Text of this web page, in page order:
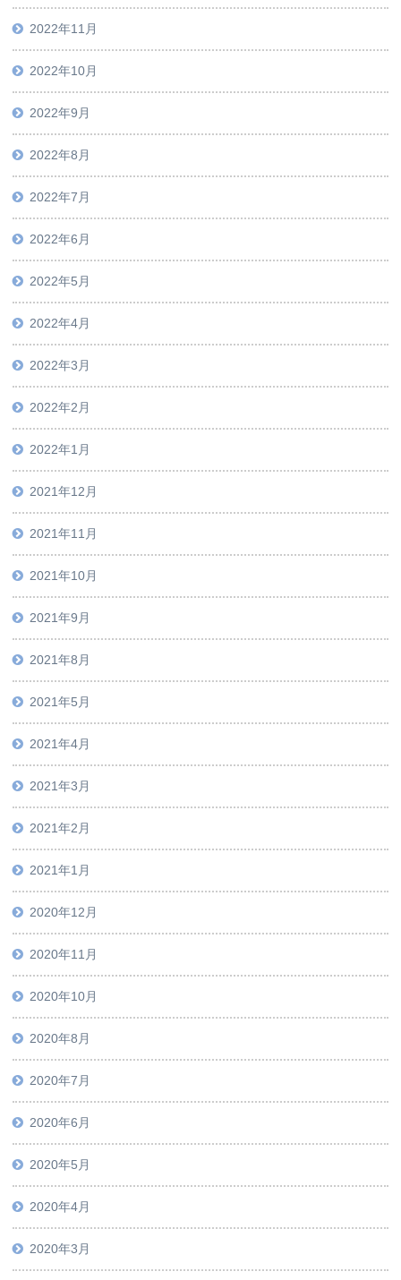
2022年11月
2022年10月
2022年9月
2022年8月
2022年7月
2022年6月
2022年5月
2022年4月
2022年3月
2022年2月
2022年1月
2021年12月
2021年11月
2021年10月
2021年9月
2021年8月
2021年5月
2021年4月
2021年3月
2021年2月
2021年1月
2020年12月
2020年11月
2020年10月
2020年8月
2020年7月
2020年6月
2020年5月
2020年4月
2020年3月